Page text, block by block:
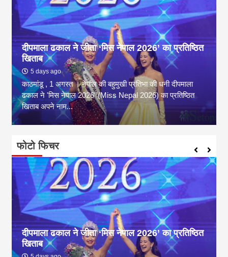
दीपमाला ढकाल ने जीता ‘मिस नेपाल 2026’ का प्रतिष्ठित
खिताब
5 days ago
काठमांडू , 1 अगस्त । नेपाल की बहुमुखी प्रतिभा की धनी दीपमाला
ढकाल ने 'मिस नेपाल 2026' (Miss Nepal 2026) का प्रतिष्ठित
खिताब अपने नाम...
फोटो फिचर
दीपमाला ढकाल ने जीता ‘मिस नेपाल 2026’ का प्रतिष्ठित
खिताब